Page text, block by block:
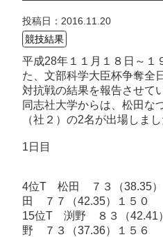
投稿日：2016.11.20
競技結果
平成28年１１月１８日～１
た、文部科学大臣杯争奪全
対抗戦の結果を報告させて
同志社大学からは、松田な
（社２）の2名が出場しまし
1日目
4位T 松田 ７３（
田 ７７（42.35）１５０
15位T 渕野 ８３（
野 ７３（37.36）１